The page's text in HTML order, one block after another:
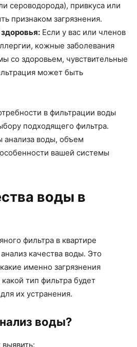
сероводорода), привкуса или
признаком загрязнения.
Если у вас или членов
кожные заболевания
со здоровьем, чувствительные
может быть
в фильтрации воды
подходящего фильтра.
анализа воды, объем
вашей системы
воды в
фильтра в квартире
качества воды. Это
именно загрязнения
тип фильтра будет
их устранения.
воды?